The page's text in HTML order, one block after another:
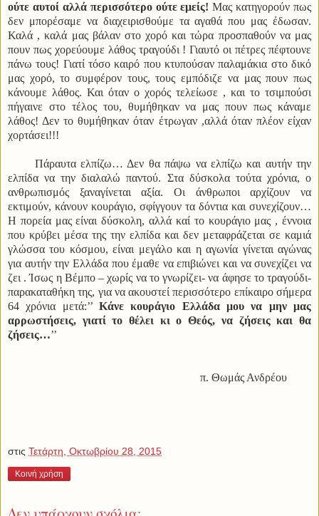
ούτε αυτοί αλλά περισσότερο ούτε εμείς! Μας κατηγορούν πως
δεν μπορέσαμε να διαχειρισθούμε τα αγαθά που μας έδωσαν.
Καλά , καλά μας βάλαν στο χορό και τώρα προσπαθούν να μας
πουν πως χορεύουμε λάθος τραγούδι ! Γιαυτό οι πέτρες πέφτουνε
πάνω τους! Γιατί τόσο καιρό που κτυπούσαν παλαμάκια στο δικό
μας χορό, το συμφέρον τους, τους εμπόδιζε να μας πουν πως
κάνουμε λάθος. Και όταν ο χορός τελείωσε , και το τσιμπούσι
πήγαινε στο τέλος του, θυμήθηκαν να μας πουν πως κάναμε
λάθος! Δεν το θυμήθηκαν όταν έτρωγαν ,αλλά όταν πλέον είχαν
χορτάσει!!!
Πάραυτα ελπίζω… Δεν θα πάψω να ελπίζω και αυτήν την
ελπίδα να την διαλαλώ παντού. Στα δύσκολα τούτα χρόνια, ο
ανθρωπισμός ξαναγίνεται αξία. Οι άνθρωποι αρχίζουν να
εκτιμούν, κάνουν κουράγιο, σφίγγουν τα δόντια και συνεχίζουν…
Η πορεία μας είναι δύσκολη, αλλά καί το κουράγιο μας , έννοια
που κρύβει μέσα της την ελπίδα και δεν μεταφράζεται σε καμιά
γλώσσα του κόσμου, είναι μεγάλο και η αγωνία γίνεται αγώνας
για αυτήν την Ελλάδα που έμαθε να επιβιώνει και να συνεχίζει να
ζει . Ίσως η Βέμπο – χωρίς να το γνωρίζει- να άφησε το τραγούδι-
παρακαταθήκη της, για να ακουστεί περισσότερο επίκαιρο σήμερα
64 χρόνια μετά:’’ Κάνε κουράγιο Ελλάδα μου να μην μας
αρρωστήσεις, γιατί το θέλει κι ο Θεός, να ζήσεις και θα
ζήσεις…’’
π. Θωμάς Ανδρέου
στις Τετάρτη, Οκτωβρίου 28, 2015
Κοινή χρήση